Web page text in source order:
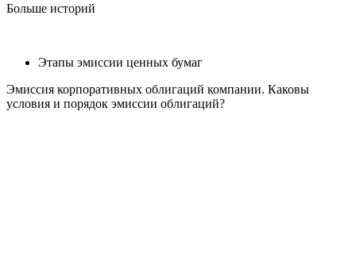
Больше историй
Этапы эмиссии ценных бумаг
Эмиссия корпоративных облигаций компании. Каковы
условия и порядок эмиссии облигаций?